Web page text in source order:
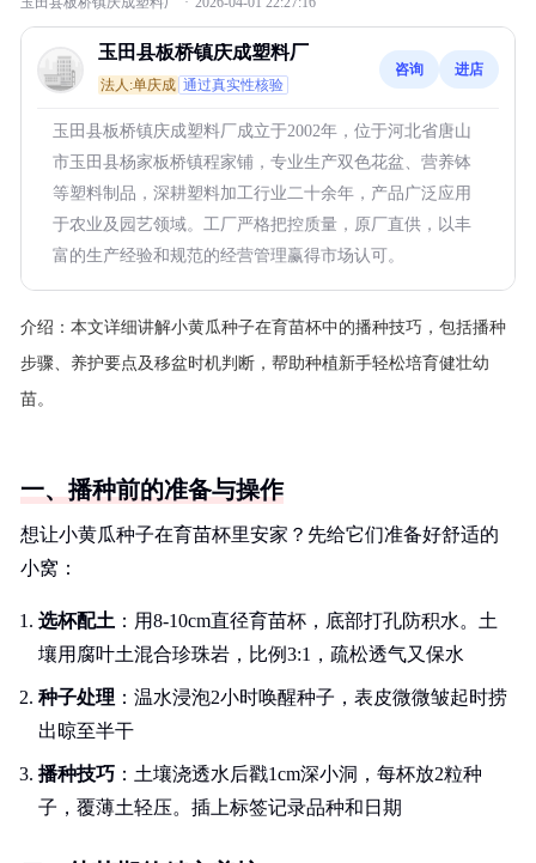
玉田县板桥镇庆成塑料厂
法人:单庆成 通过真实性核验
咨询 进店
玉田县板桥镇庆成塑料厂成立于2002年，位于河北省唐山
市玉田县杨家板桥镇程家铺，专业生产双色花盆、营养钵
等塑料制品，深耕塑料加工行业二十余年，产品广泛应用
于农业及园艺领域。工厂严格把控质量，原厂直供，以丰
富的生产经验和规范的经营管理赢得市场认可。
介绍： 本文详细讲解小黄瓜种子在育苗杯中的播种技巧，包括播种
步骤、养护要点及移盆时机判断，帮助种植新手轻松培育健壮幼
苗。
一、播种前的准备与操作
想让小黄瓜种子在育苗杯里安家？先给它们准备好舒适的
小窝：
选杯配土 ：用8-10cm直径育苗杯，底部打孔防积水。土
壤用腐叶土混合珍珠岩，比例3:1，疏松透气又保水
种子处理 ：温水浸泡2小时唤醒种子，表皮微微皱起时捞
出晾至半干
播种技巧 ：土壤浇透水后戳1cm深小洞，每杯放2粒种
子，覆薄土轻压。插上标签记录品种和日期